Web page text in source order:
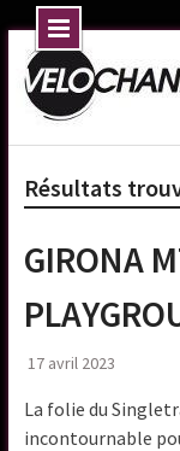
Skip
to
content
Résultats
GIRONA
17 avril 2023
La folie du
incontournable